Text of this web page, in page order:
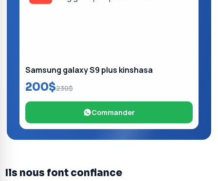
Samsung galaxy S9 plus kinshasa
200$230$
Commander
Ils nous font confiance